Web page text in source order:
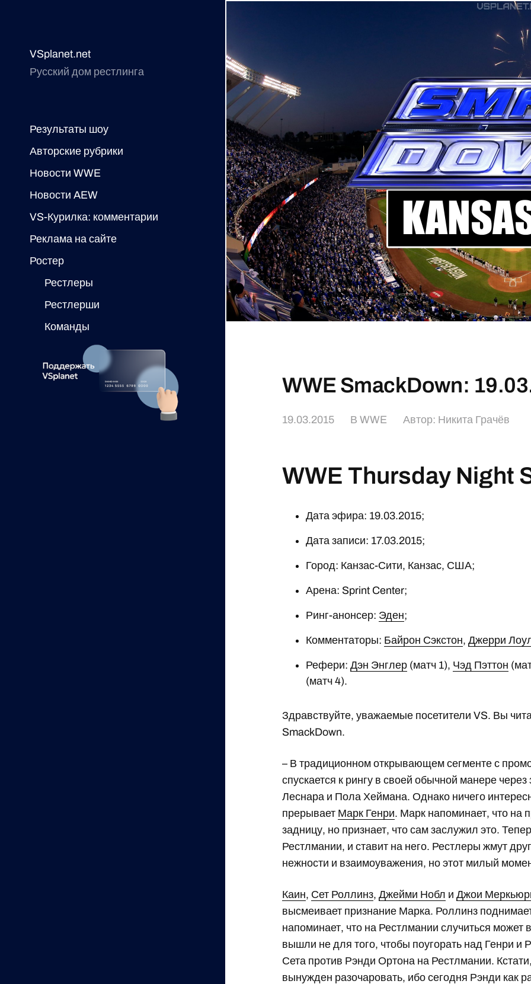
VSplanet.net
Русский дом рестлинга
Результаты шоу
Авторские рубрики
Новости WWE
Новости AEW
VS-Курилка: комментарии
Реклама на сайте
Ростер
Рестлеры
Рестлерши
Команды
WWE SmackDown:
19.03.2015 ВWWE Автор: Никита Грачёв
WWE Thursday Night
Дата эфира: 19.03.2015;
Дата записи: 17.03.2015;
Город: Канзас-Сити, Канзас, США;
Арена: Sprint Center;
Ринг-анонсер: Эден;
Комментаторы: Байрон Сэкстон,Джерри
Рефери:Дэн Энглер (матч 1), Чэд Пэттон
(матч 4).
Здравствуйте, уважаемые посетители VS. Вы
SmackDown.
– В традиционном открывающем сегменте с промо
спускается к рингу в своей обычной манере
Леснара и Пола Хеймана. Однако ничего
прерывает Марк Генри. Марк напоминает, что на
задницу, но признает, что сам заслужил это.
Рестлмании, и ставит на него. Рестлеры жмут
нежности и взаимоуважения, но этот милый
Каин, Сет Роллинз,Джейми Нобл иДжои
высмеивает признание Марка. Роллинз
напоминает, что на Рестлмании случиться может
вышли не для того, чтобы поугорать над Генри и
Сета против Рэнди Ортона на Рестлмании.
вынужден разочаровать, ибо сегодня Рэнди как